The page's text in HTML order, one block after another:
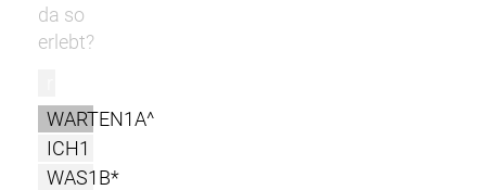
da so
erlebt?
WARTEN1A^
ICH1
WAS1B*